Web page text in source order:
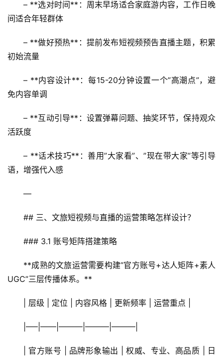
首
景
消
旅
智
登录
– **选对时间**：周末早场适合家庭游内容，工作日晚
间适合年轻群体
– **做好预热**：提前发布短视频预告直播主题，积累
初始流量
– **内容设计**：每15-20分钟设置一个”高潮点”，避
免内容单调
– **互动引导**：设置弹幕问题、抽奖环节，保持观众
活跃度
– **话术技巧**：善用”大家看”、”现在带大家”等引导
语，增强代入感
—
## 三、文旅短视频与直播的运营策略怎样设计？
### 3.1 账号矩阵搭建策略
**成熟的文旅运营需要构建”官方账号+达人矩阵+素人
UGC”三层传播体系。**
| 层级 | 定位 | 内容风格 | 更新频率 | 运营重点 |
|—–|——|———|———|———|
| 官方账号 | 品牌形象输出 | 权威、专业、高品质 | 日